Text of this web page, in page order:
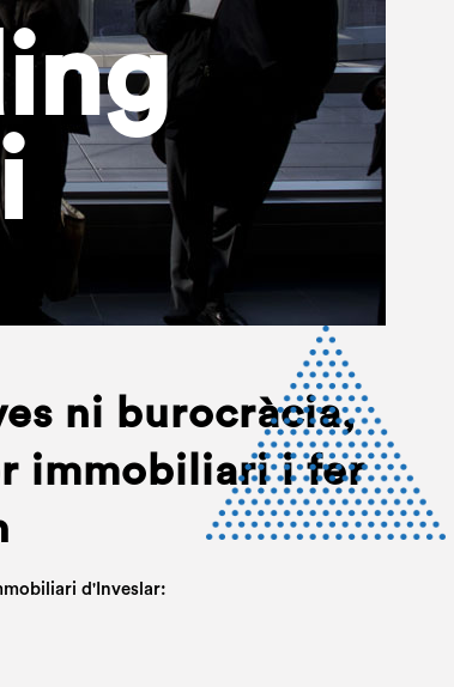
ni burocràcia,
immobiliari i fer
d'Inveslar: